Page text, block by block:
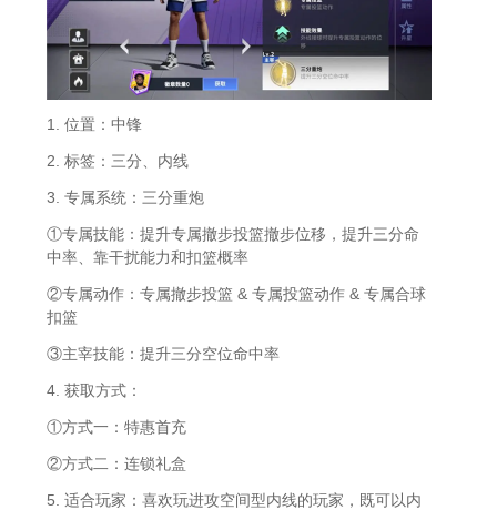
1. 位置：中锋
2. 标签：三分、内线
3. 专属系统：三分重炮
①专属技能：提升专属撤步投篮撤步位移，提升三分命
中率、靠干扰能力和扣篮概率
②专属动作：专属撤步投篮 & 专属投篮动作 & 专属合球
扣篮
③主宰技能：提升三分空位命中率
4. 获取方式：
①方式一：特惠首充
②方式二：连锁礼盒
5. 适合玩家：喜欢玩进攻空间型内线的玩家，既可以内